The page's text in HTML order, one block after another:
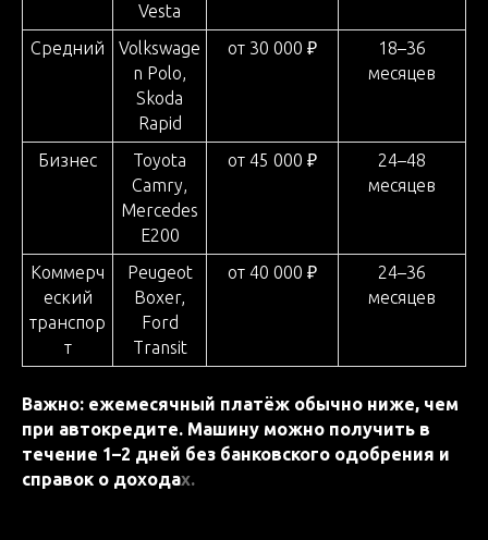
Vesta
Средний
Volkswage
n Polo,
Skoda
Rapid
от 30 000 ₽
18–36
месяцев
Бизнес
Toyota
Camry,
Mercedes
E200
от 45 000 ₽
24–48
месяцев
Коммерч
еский
транспор
т
Peugeot
Boxer,
Ford
Transit
от 40 000 ₽
24–36
месяцев
Важно: ежемесячный платёж обычно ниже, чем
при автокредите. Машину можно получить в
течение 1–2 дней без банковского одобрения и
справок о доходах.